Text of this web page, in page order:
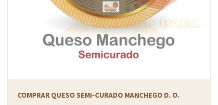
COMPRAR QUESO SEMI-CURADO MANCHEGO D. O.